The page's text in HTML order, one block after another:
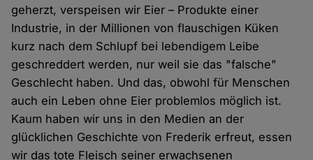
geherzt, verspeisen wir Eier – Produkte einer
Industrie, in der Millionen von flauschigen Küken
kurz nach dem Schlupf bei lebendigem Leibe
geschreddert werden, nur weil sie das "falsche"
Geschlecht haben. Und das, obwohl für Menschen
auch ein Leben ohne Eier problemlos möglich ist.
Kaum haben wir uns in den Medien an der
glücklichen Geschichte von Frederik erfreut, essen
wir das tote Fleisch seiner erwachsenen